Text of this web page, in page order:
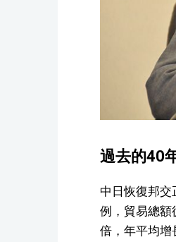
過去的40
中日恢復邦
例，貿易總
倍，年平均增